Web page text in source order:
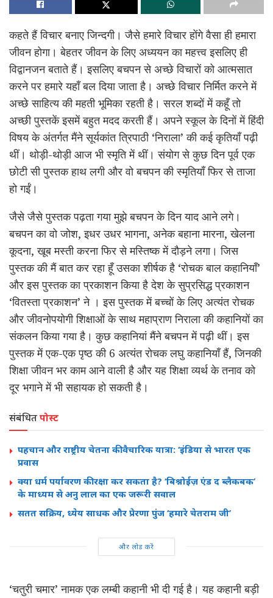
कहते हैं विचार बनाए जिन्दगी। जैसे हमारे विचार होंगे वैसा ही हमारा
जीवन होगा। बेहतर जीवन के लिए अध्ययन का महत्त्व इसलिए ही
विद्वानजन बताते हैं। इसलिए बचपन से अच्छे विचारों को आत्मसात
करने पर हमारे यहाँ बल दिया जाता है। अच्छे विचार निर्मित करने में
अच्छे साहित्य की महती भूमिका रहती है। सरल शब्दों में कहूँ तो
अच्छी पुस्तकें इसमें बहुत मदद करती हैं। अपने स्कूल के दिनों में हिंदी
विषय के अंतर्गत मैंने सूर्यकांत त्रिपाठी ‘निराला’ की कई कृतियाँ पढ़ी
थीं। थोड़ी-थोड़ी आज भी स्मृति में थीं। संयोग से कुछ दिन पूर्व एक
छोटी सी पुस्तक हाथ लगी और वो बचपन की स्मृतियाँ फिर से ताजा
हो गईं।
जैसे जैसे पुस्तक पढ़ता गया मुझे बचपन के दिन याद आने लगे।
बचपन का वो जोश, इधर उधर भागना, अनेक बहाना मारना, खेलना
कूदना, खूब मस्ती करना फिर से मस्तिष्क में दौड़ने लगा। जिस
पुस्तक की मैं बात कर रहा हूँ उसका शीर्षक है ‘रोचक बाल कहानियाँ’
और इस पुस्तक का प्रकाशन किया है देश के सुप्रसिद्ध प्रकाशन
‘वितस्ता प्रकाशन’ ने । इस पुस्तक में बच्चों के लिए अत्यंत रोचक
और जीवनोपयोगी शिक्षाओं के साथ महाप्राण निराला की कहानियों का
संकलन किया गया है। कुछ कहानियां मैंने बचपन में पढ़ी थीं। इस
पुस्तक में एक-एक पृष्ठ की 6 अत्यंत रोचक लघु कहानियाँ हैं, जिनकी
शिक्षा जीवन भर काम आने वाली है और यह शिक्षा व्यर्थ के तनाव को
दूर भगाने में भी सहायक हो सकती है।
संबंधितपोस्ट
पहचान और राष्ट्रीय चेतना की वैचारिक यात्रा: ‘इंडिया से भारत एक
प्रवास
क्या धर्म पर्यावरण की रक्षा कर सकता है? ‘बिश्नोईज़ एंड द ब्लैकबक’
के माध्यम से अनु लाल का एक जरूरी सवाल
सतत सक्रिय, ध्येय साधक और प्रेरणा पुंज ‘हमारे चेतराम जी’
और लोड करें
‘चतुरी चमार’ नामक एक लम्बी कहानी भी दी गई है। यह कहानी बड़ी